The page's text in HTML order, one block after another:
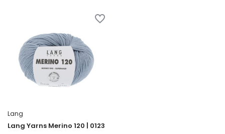
Lang
Lang Yarns Merino 120 | 0123